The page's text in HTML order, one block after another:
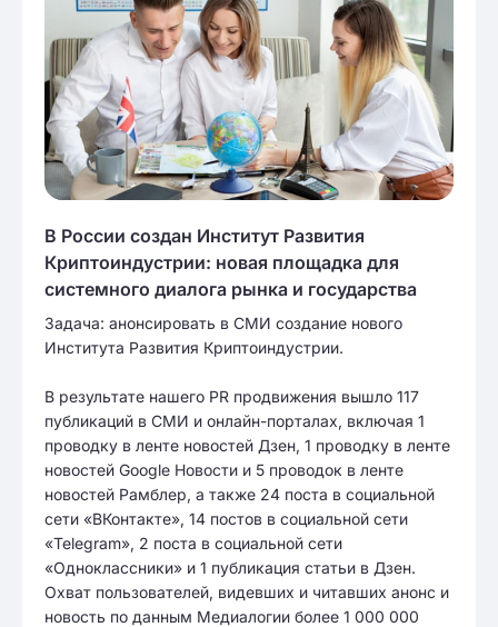
В России создан Институт Развития
Криптоиндустрии: новая площадка для
системного диалога рынка и государства
Задача: анонсировать в СМИ создание нового
Института Развития Криптоиндустрии.
В результате нашего PR продвижения вышло 117
публикаций в СМИ и онлайн-порталах, включая 1
проводку в ленте новостей Дзен, 1 проводку в ленте
новостей Google Новости и 5 проводок в ленте
новостей Рамблер, а также 24 поста в социальной
сети «ВКонтакте», 14 постов в социальной сети
«Telegram», 2 поста в социальной сети
«Одноклассники» и 1 публикация статьи в Дзен.
Охват пользователей, видевших и читавших анонс и
новость по данным Медиалогии более 1 000 000